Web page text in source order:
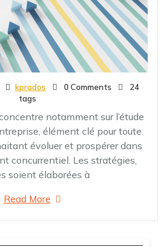
kprados 0 Comments
24
tags
notamment sur l’étude
élément clé pour toute
évoluer et prospérer dans
concurrentiel. Les stratégies,
soient élaborées à
Read More